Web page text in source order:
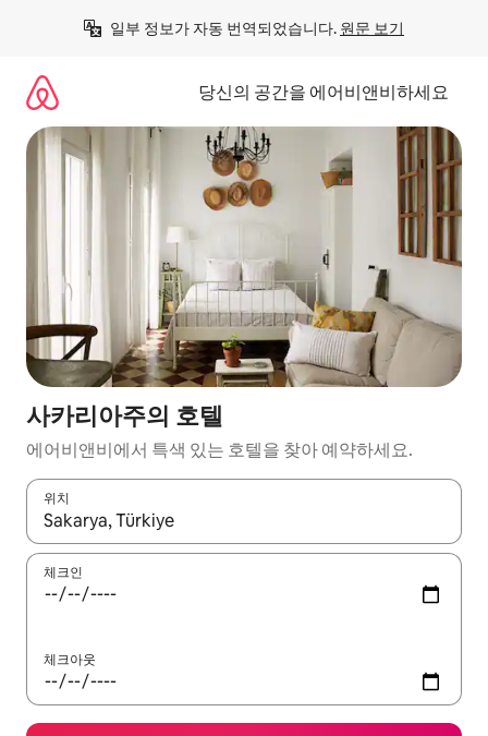
일부 정보가 자동 번역되었습니다. 원문 보기
당신의 공간을 에어비앤비하세요
사카리아주의 호텔
에어비앤비에서 특색 있는 호텔을 찾아 예약하세요.
위치
결과가 나오면 위·아래 화살표 키를 사용하거나 터치 또는 스와이
체크인
체크아웃